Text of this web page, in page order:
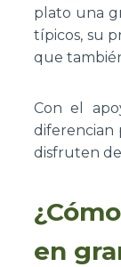
plato una
típicos, su
que
Con el
diferencian
disfruten
en